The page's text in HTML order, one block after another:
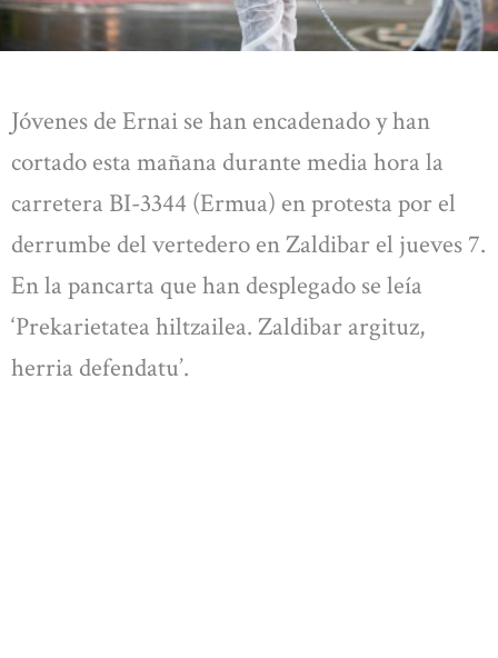
Jóvenes de Ernai se han encadenado y han
cortado esta mañana durante media hora la
carretera BI-3344 (Ermua) en protesta por el
derrumbe del vertedero en Zaldibar el jueves 7.
En la pancarta que han desplegado se leía
‘Prekarietatea hiltzailea. Zaldibar argituz,
herria defendatu’.